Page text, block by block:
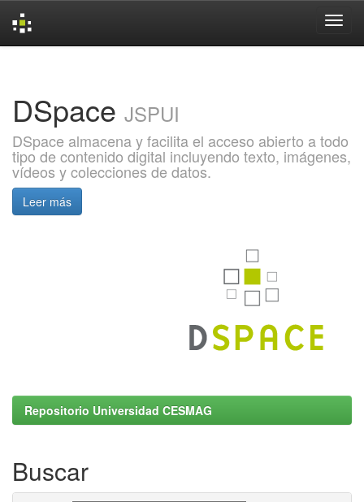
DSpace JSPUI
DSpace almacena y facilita el acceso abierto a todo
tipo de contenido digital incluyendo texto, imágenes,
vídeos y colecciones de datos.
Leer más
Repositorio Universidad CESMAG
Buscar